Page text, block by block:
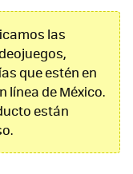
las
que estén en
línea de México.
están